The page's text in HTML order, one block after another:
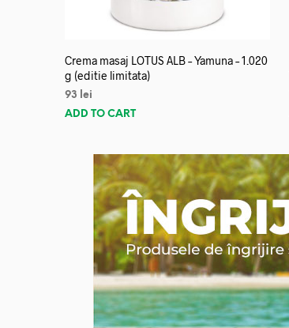
Crema masaj LOTUS ALB – Yamuna – 1.020
g (editie limitata)
93
lei
ADD TO CART